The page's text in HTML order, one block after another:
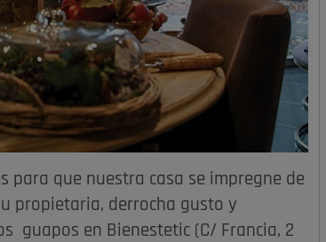
para que nuestra casa se impregne de
propietaria, derrocha gusto y
guapos en Bienestetic (C/ Francia, 2